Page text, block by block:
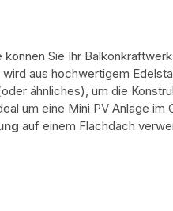
Sie Ihr
aus hochwertigem
ähnliches), um die
um eine Mini PV Anlage im
auf einem Flachdach